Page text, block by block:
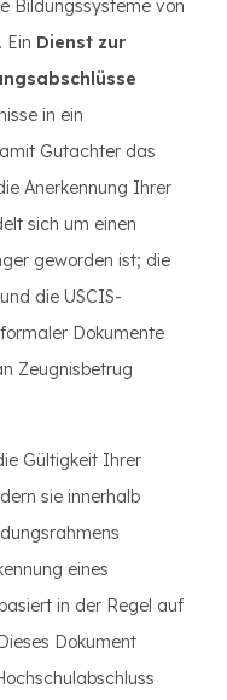
Bildungssysteme von
Ein Dienst zur
in ein
Gutachter das
Anerkennung Ihrer
sich um einen
geworden ist; die
die USCIS-
Dokumente
Zeugnisbetrug
Gültigkeit Ihrer
sie innerhalb
eines
in der Regel auf
Dokument